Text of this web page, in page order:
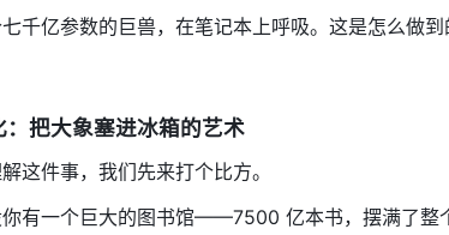
千亿参数的巨兽，在笔记本上呼吸。这是怎么做到
：把大象塞进冰箱的艺术
这件事，我们先来打个比方。
有一个巨大的图书馆——7500 亿本书，摆满了整